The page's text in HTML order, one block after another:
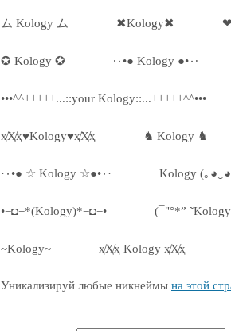
ム Kology ム ✖Kology✖
✪ Kology ✪ ·٠•● Kology ●•٠·
•••^^+++++...::your Kology::...+++++^^•••
ҳ̸Ҳ̸ҳ♥Kology♥ҳ̸Ҳ̸ҳ ♞ Kology ♞
·٠•● ☆ Kology ☆●•٠· Kology (｡
•=◘=*(Kology)*=◘=• (¯"°*”
~Kology~ ҳ̸Ҳ̸ҳ Kology ҳ̸Ҳ̸ҳ
Уникализируй любые никнеймы на этой